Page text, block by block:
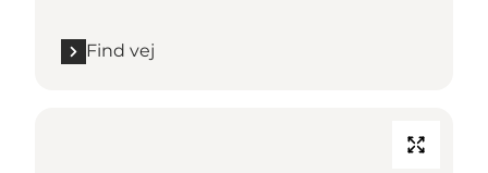
Find vej